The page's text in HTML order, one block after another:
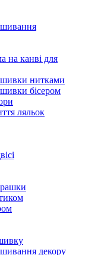
на канві для
нитками
бісером
ляльок
декору